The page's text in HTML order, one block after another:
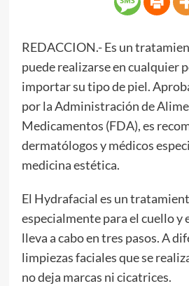
REDACCION.- Es un
puede realizarse en cualquier
importar su tipo de piel.
por la Administración de
Medicamentos (FDA), es
dermatólogos y médicos
medicina estética.
El Hydrafacial es un
especialmente para el cuello y
lleva a cabo en tres pasos. A
limpiezas faciales que se
no deja marcas ni cicatrices.